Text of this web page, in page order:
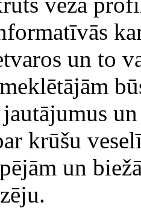
un to
jautājumus
krūšu
un